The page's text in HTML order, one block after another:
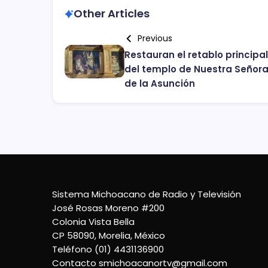
Other Articles
Previous
Restauran el retablo principal
del templo de Nuestra Señora
de la Asunción
Sistema Michoacano de Radio y Televisión
José Rosas Moreno #200
Colonia Vista Bella
CP 58090, Morelia, México
Teléfono (01) 4431136900
Contacto smichoacanortv@gmail.com